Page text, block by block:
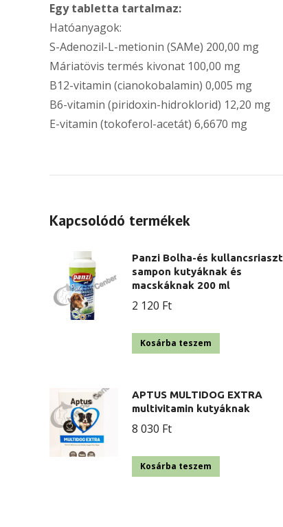
Egy tabletta tartalmaz:
Hatóanyagok:
S-Adenozil-L-metionin (SAMe) 200,00 mg
Máriatövis termés kivonat 100,00 mg
B12-vitamin (cianokobalamin) 0,005 mg
B6-vitamin (piridoxin-hidroklorid) 12,20 mg
E-vitamin (tokoferol-acetát) 6,6670 mg
Kapcsolódó termékek
Panzi Bolha-és
sampon kutyáknak és
macskáknak 200 ml
2 120 Ft
Kosárba teszem
APTUS MULTIDOG EXTRA
multivitamin kutyáknak
8 030 Ft
Kosárba teszem